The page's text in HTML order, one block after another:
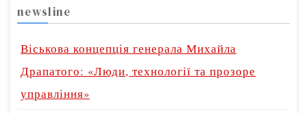
newsline
Віськова концепція генерала Михайла
Драпатого: «Люди, технології та прозоре
управління»